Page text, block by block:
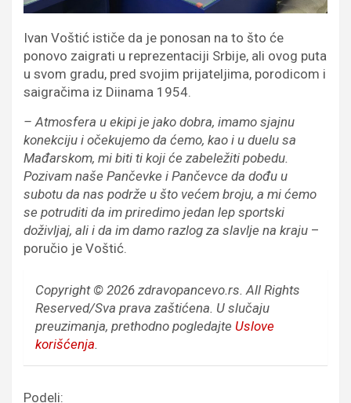
Ivan Voštić ističe da je ponosan na to što će
ponovo zaigrati u reprezentaciji Srbije, ali ovog puta
u svom gradu, pred svojim prijateljima, porodicom i
saigračima iz Diinama 1954.
– Atmosfera u ekipi je jako dobra, imamo sjajnu
konekciju i očekujemo da ćemo, kao i u duelu sa
Mađarskom, mi biti ti koji će zabeležiti pobedu.
Pozivam naše Pančevke i Pančevce da dođu u
subotu da nas podrže u što većem broju, a mi ćemo
se potruditi da im priredimo jedan lep sportski
doživljaj, ali i da im damo razlog za slavlje na kraju –
poručio je Voštić.
Copyright © 2026 zdravopancevo.rs. All Rights
Reserved/Sva prava zaštićena. U slučaju
preuzimanja, prethodno pogledajte Uslove
korišćenja.
Podeli: